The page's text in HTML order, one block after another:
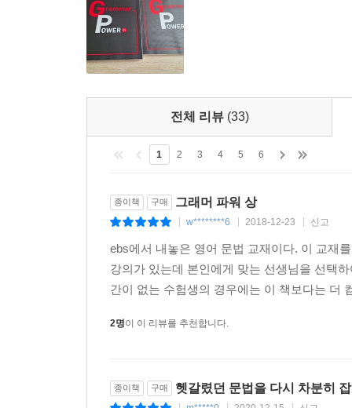
전체 리뷰 (33)
1 2 3 4 5 6
종이책 구매 그래머 파워 상
w********6 2018-12-23 신고
ebs에서 내놓은 영어 문법 교재이다. 이 교재
강의가 있는데 본인에게 맞는 선생님을 선택
간이 없는 수험생의 경우에는 이 책보다는 더
2명이 이 리뷰를 추천합니다.
종이책 구매 헷갈렸던 문법을 다시 차분히